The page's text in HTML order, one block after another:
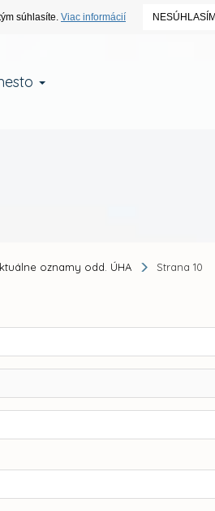
súhlasíte. Viac informácií NESÚHLASÍM
oznamy odd. ÚHA Strana 10